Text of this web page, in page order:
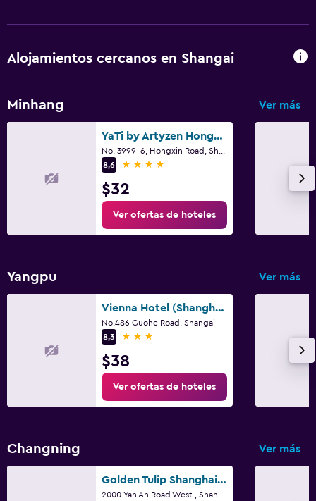
Alojamientos cercanos en Shangai
Minhang Ver más
YaTi by Artyzen Hongqiao Shanghai
8,6
4 estrellas
$32
Ver ofertas de hoteles
Yangpu Ver más
Vienna Hotel (Shanghai Wujiaochang)
No.486 Guohe Road, Shangai
8,3
3 estrellas
$38
Ver ofertas de hoteles
Changning Ver más
Golden Tulip Shanghai Rainbow